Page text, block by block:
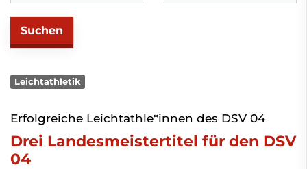
Leichtathletik
Erfolgreiche Leichtathle*innen des DSV 04
Drei Landesmeistertitel für den DSV
04